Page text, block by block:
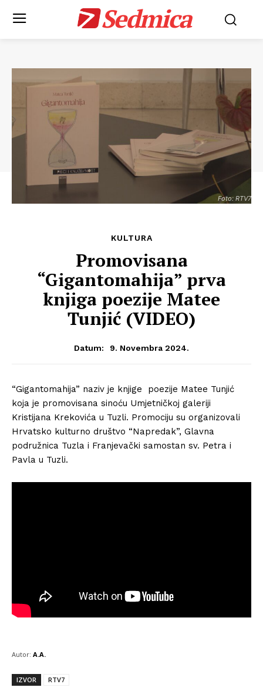
Sedmica
Foto: RTV7
KULTURA
Promovisana
“Gigantomahija” prva
knjiga poezije Matee
Tunjić (VIDEO)
Datum: 9. Novembra 2024.
“Gigantomahija” naziv je knjige poezije Matee Tunjić
koja je promovisana sinoću Umjetničkoj galeriji
Kristijana Krekovića u Tuzli. Promociju su organizovali
Hrvatsko kulturno društvo “Napredak”, Glavna
podružnica Tuzla i Franjevački samostan sv. Petra i
Pavla u Tuzli.
Autor: A.A.
IZVOR RTV7